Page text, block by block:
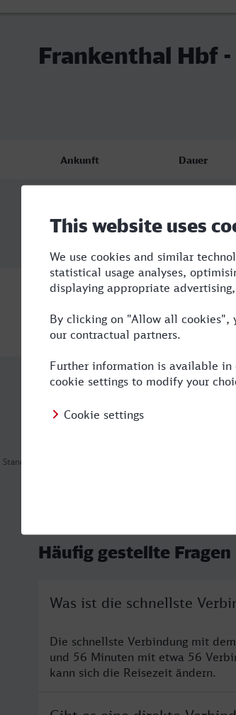
Frankenthal Hbf
2026-08-06 05:05
Ankunft Dauer
20.08.26
09:39
Bochum Hbf
11:23
5:25
Bochum Hbf
22:02
3:54
Häufig gestellte Fragen
Was ist die schnellste
Die schnellste Verbindung mit
und 56 Minuten mit etwa 56
kann sich die Reisezeit ändern.